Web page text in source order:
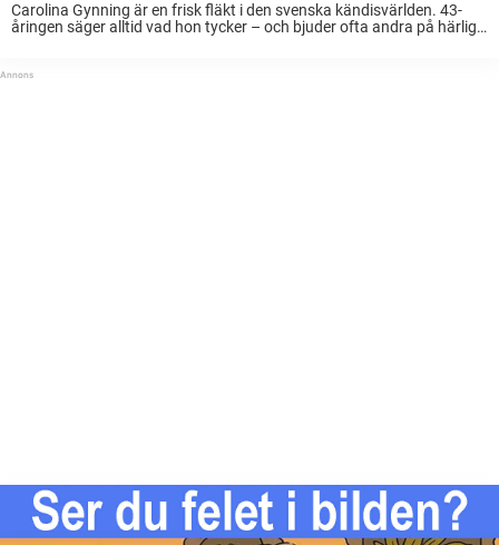
Carolina Gynning är en frisk fläkt i den svenska kändisvärlden. 43-
åringen säger alltid vad hon tycker – och bjuder ofta andra på härliga